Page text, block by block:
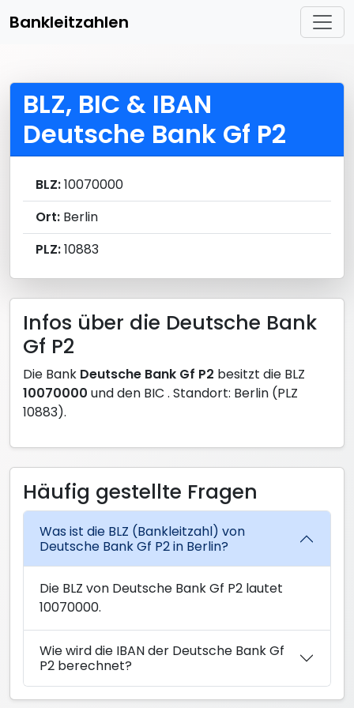
Bankleitzahlen
BLZ, BIC & IBAN
Deutsche Bank Gf P2
BLZ:10070000
Ort: Berlin
PLZ:10883
Infos über die Deutsche Bank
Gf P2
Die Bank Deutsche Bank Gf P2 besitzt die BLZ
10070000 und den BIC . Standort: Berlin (PLZ
10883).
Häufig gestellte Fragen
Was ist die BLZ (Bankleitzahl) von
Deutsche Bank Gf P2 in Berlin?
Die BLZ von Deutsche Bank Gf P2 lautet
10070000.
Wie wird die IBAN der Deutsche Bank Gf
P2 berechnet?